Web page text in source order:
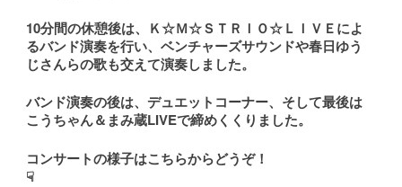
10分間の休憩後は、Ｋ☆Ｍ☆ＳＴＲＩＯ☆ＬＩＶＥによ
るバンド演奏を行い、ベンチャーズサウンドや春日ゆう
じさんらの歌も交えて演奏しました。
バンド演奏の後は、デュエットコーナー、そして最後は
こうちゃん＆まみ蔵LIVEで締めくくりました。
コンサートの様子はこちらからどうぞ！
☟